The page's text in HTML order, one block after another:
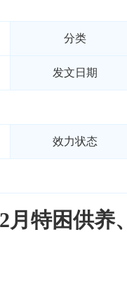
分类
发文日期
效力状态
特困供养